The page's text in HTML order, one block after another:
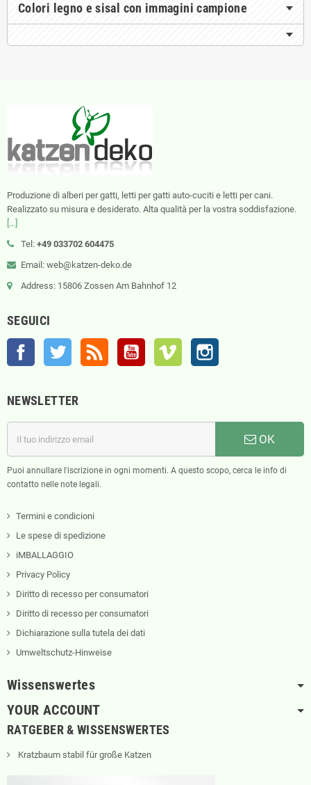
Colori legno e sisal con immagini campione
Produzione di alberi per gatti, letti per gatti auto-cuciti e letti per cani.
Realizzato su misura e desiderato. Alta qualità per la vostra soddisfazione.
[...]
Tel: +49 033702 604475
Email: web@katzen-deko.de
Address: 15806 Zossen Am Bahnhof 12
SEGUICI
Facebook Twitter YouTube Vimeo
NEWSLETTER
OK
Puoi annullare l'iscrizione in ogni momenti. A questo scopo, cerca le info di
contatto nelle note legali.
Termini e condicioni
Le spese di spedizione
iMBALLAGGIO
Privacy Policy
Diritto di recesso per consumatori
Diritto di recesso per consumatori
Dichiarazione sulla tutela dei dati
Umweltschutz-Hinweise
Wissenswertes
YOUR ACCOUNT
RATGEBER & WISSENSWERTES
Kratzbaum stabil für große Katzen